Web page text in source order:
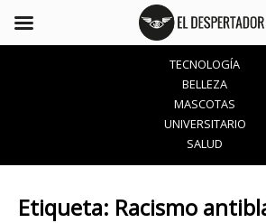
TECNOLOGÍA
BELLEZA
MASCOTAS
UNIVERSITARIO
SALUD
Etiqueta: Racismo